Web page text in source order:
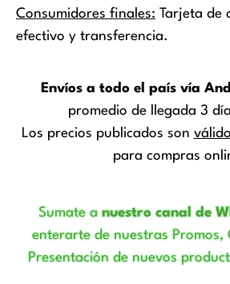
Consumidores finales: Tarjeta de
efectivo y transferencia.
Envíos a todo el país vía
promedio de llegada 3
Los precios publicados son
para compras
Sumate anuestro canal de
enterarte de nuestras Promos,
Presentación de nuevos